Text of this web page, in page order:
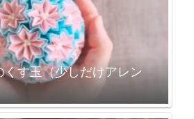
くす玉（少しだけアレン